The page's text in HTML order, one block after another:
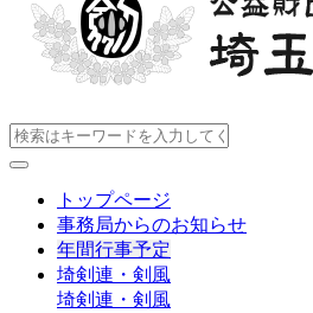
トップページ
事務局からのお知らせ
年間行事予定
埼剣連・剣風
埼剣連・剣風